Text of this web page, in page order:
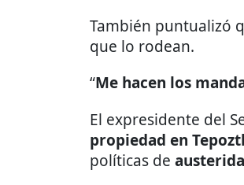
También puntualizó
que lo rodean.
“Me hacen los
El expresidente del
propiedad en
políticas de